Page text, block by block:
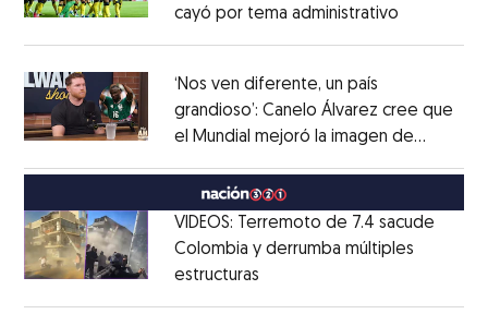
cayó por tema administrativo
‘Nos ven diferente, un país
grandioso’: Canelo Álvarez cree que
el Mundial mejoró la imagen de
VIDEOS: Terremoto de 7.4 sacude
Colombia y derrumba múltiples
estructuras